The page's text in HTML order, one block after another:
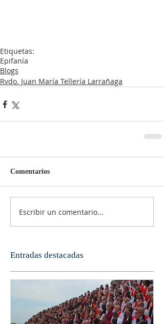
Etiquetas:
Epifanía
Blogs
Rvdo. Juan María Tellería Larrañaga
Comentarios
Escribir un comentario...
Entradas destacadas